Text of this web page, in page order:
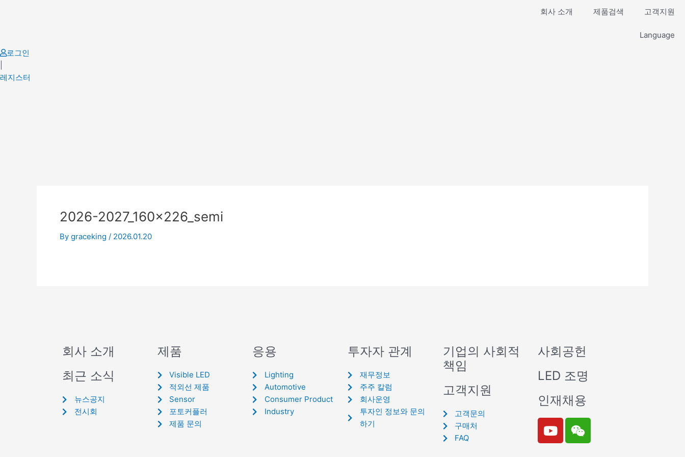
회사 소개 제품검색 고객지원
Language
로그인
레지스터
2026-2027_160x226_semi
By graceking / 2026.01.20
회사 소개
최근 소식
뉴스공지
전시회
제품
Visible LED
적외선 제품
Sensor
포토커플러
제품 문의
응용
Lighting
Automotive
Consumer Product
Industry
투자자 관계
재무정보
주주 칼럼
회사운영
투자인 정보와 문의
하기
기업의 사회적
책임
고객지원
고객문의
구매처
FAQ
사회공헌
LED 조명
인재채용
Y
o
W
e